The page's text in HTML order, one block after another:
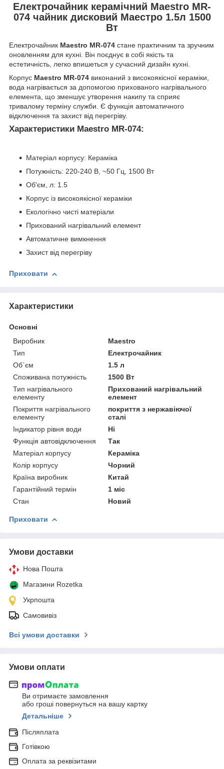
Електрочайник керамічний Maestro MR-
074 чайник дисковий Маестро 1.5л 1500
Вт
Електрочайник Maestro MR-074 стане практичним та зручним
оновленням для кухні. Він поєднує в собі якість та
естетичність, легко впишеться у сучасний дизайн кухні.
Корпус Maestro MR-074 виконаний з високоякісної кераміки,
вода нагрівається за допомогою прихованого нагрівального
елемента, що зменшує утворення накипу та сприяє
тривалому терміну служби. Є функція автоматичного
відключення та захист від перегріву.
Характеристики Maestro MR-074:
Матеріал корпусу: Кераміка
Потужність: 220-240 В, ~50 Гц, 1500 Вт
Об'єм, л: 1.5
Корпус із високоякісної кераміки
Екологічно чисті матеріали
Прихований нагрівальний елемент
Автоматичне вимкнення
Захист від перегріву
Приховати
Характеристики
Основні
Виробник
Maestro
Тип
Електрочайник
Об`єм
1.5 л
Споживана потужність
1500 Вт
Тип нагрівального
елементу
Прихований нагрівальний
елемент
Покриття нагрівального
елементу
покриття з нержавіючої
сталі
Індикатор рівня води
Ні
Функція автовідключення
Так
Матеріал корпусу
Кераміка
Колір корпусу
Чорний
Країна виробник
Китай
Гарантійний термін
1 міс
Стан
Новий
Приховати
Умови доставки
Нова Пошта
Магазини Rozetka
Укрпошта
Самовивіз
Всі умови доставки
Умови оплати
Ви отримаєте замовлення
або гроші повернуться на вашу картку
Детальніше
Післяплата
Готівкою
Оплата за реквізитами